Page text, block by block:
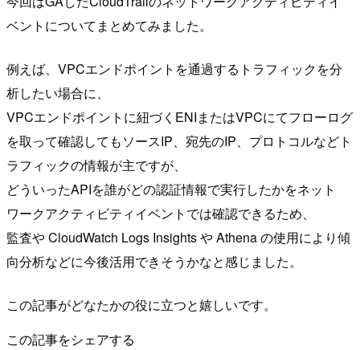
ベントについてまとめてみました。
例えば、VPCエンドポイントを通過するトラフィックを分
析したい場合に、
VPCエンドポイントに紐づくENIまたはVPCにてフローログ
を取って確認してもソースIP、宛先のIP、プロトコルなどト
ラフィックの情報が主ですが、
どういったAPIを誰がどの認証情報で実行したかをネット
ワークアクティビティイベントでは確認できるため、
監査や CloudWatch Logs Insights や Athena の使用により傾
向分析などに今後活用できそうかなと感じました。
この記事がどなたかの役に立つと嬉しいです。
この記事をシェアする